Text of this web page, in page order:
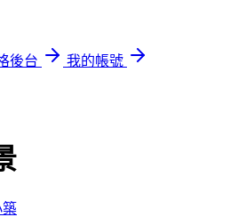
後台
我的帳號
築